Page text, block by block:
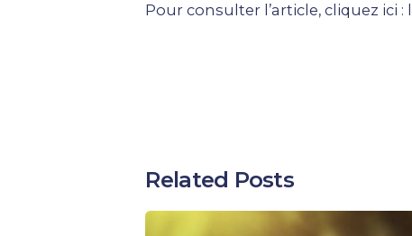
Pour consulter l’article, cliquez ici :
Related Posts